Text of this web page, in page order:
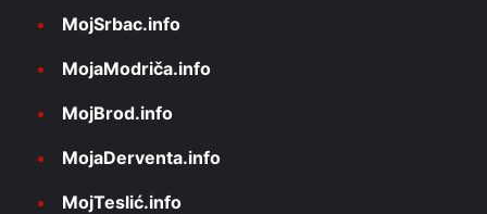
MojSrbac.info
MojaModriča.info
MojBrod.info
MojaDerventa.info
MojTeslić.info